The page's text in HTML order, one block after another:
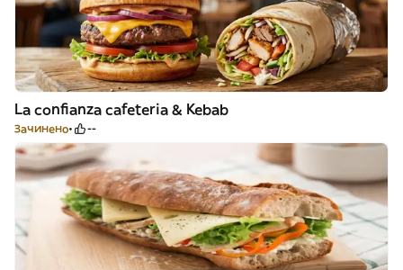
La confianza cafeteria & Kebab
Зачинено --